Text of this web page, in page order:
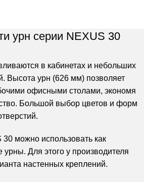
урн серии NEXUS 30
в кабинетах и небольших
Высота урн (626 мм) позволяет
офисными столами, экономя
Большой выбор цветов и форм
можно использовать как
Для этого у производителя
настенных креплений.